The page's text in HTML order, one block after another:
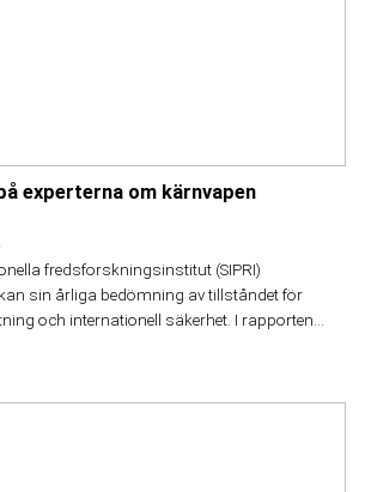
experterna om kärnvapen
fredsforskningsinstitut (SIPRI)
sin årliga bedömning av tillståndet för
och internationell säkerhet. I rapporten...